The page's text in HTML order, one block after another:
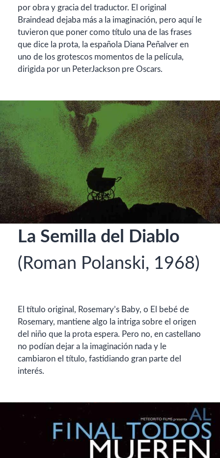
por obra y gracia del traductor. El original
Braindead dejaba más a la imaginación, pero aquí le
tuvieron que poner como título una de las frases
que dice la prota, la española Diana Peñalver en
uno de los grotescos momentos de la película,
dirigida por un PeterJackson pre Oscars.
La Semilla del Diablo
(Roman Polanski, 1968)
El título original, Rosemary’s Baby, o El bebé de
Rosemary, mantiene algo la intriga sobre el origen
del niño que la prota espera. Pero no, en castellano
no podían dejar a la imaginación nada y le
cambiaron el título, fastidiando gran parte del
interés.